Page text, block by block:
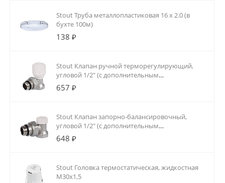
Stout Труба металлопластиковая 16 х 2.0 (в
бухте 100м)
138 ₽
Stout Клапан ручной терморегулирующий,
угловой 1/2" (с дополнительным
уплотнением)
657 ₽
Stout Клапан запорно-балансировочный,
угловой 1/2" (с дополнительным
уплотнением)
648 ₽
Stout Головка термостатическая, жидкостная
M30x1,5